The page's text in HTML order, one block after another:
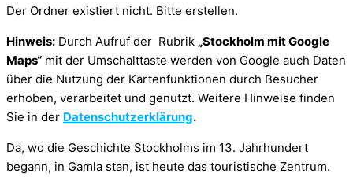
Der Ordner existiert nicht. Bitte erstellen.
Hinweis: Durch Aufruf der Rubrik „Stockholm mit Google
Maps“ mit der Umschalttaste werden von Google auch Daten
über die Nutzung der Kartenfunktionen durch Besucher
erhoben, verarbeitet und genutzt. Weitere Hinweise finden
Sie in der Datenschutzerklärung.
Da, wo die Geschichte Stockholms im 13. Jahrhundert
begann, in Gamla stan, ist heute das touristische Zentrum.